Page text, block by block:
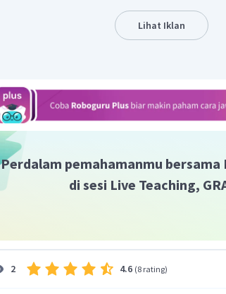
Lihat Iklan
Perdalam pemahamanmu bersama
di sesi Live Teaching,
2 4.6 (8 rating)